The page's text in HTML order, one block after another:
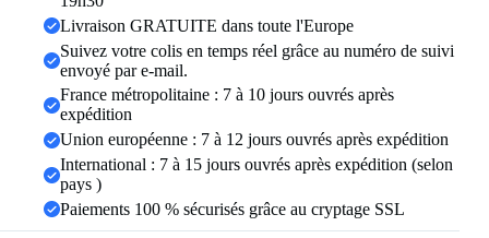
cadeaux
mariage,
nouvelle
collection
Livraison GRATUITE dans toute l'Europe
Suivez votre colis en temps réel grâce au numéro de suivi
envoyé par e-mail.
France métropolitaine : 7 à 10 jours ouvrés après
expédition
Union européenne : 7 à 12 jours ouvrés après expédition
International : 7 à 15 jours ouvrés après expédition (selon
pays )
Paiements 100 % sécurisés grâce au cryptage SSL